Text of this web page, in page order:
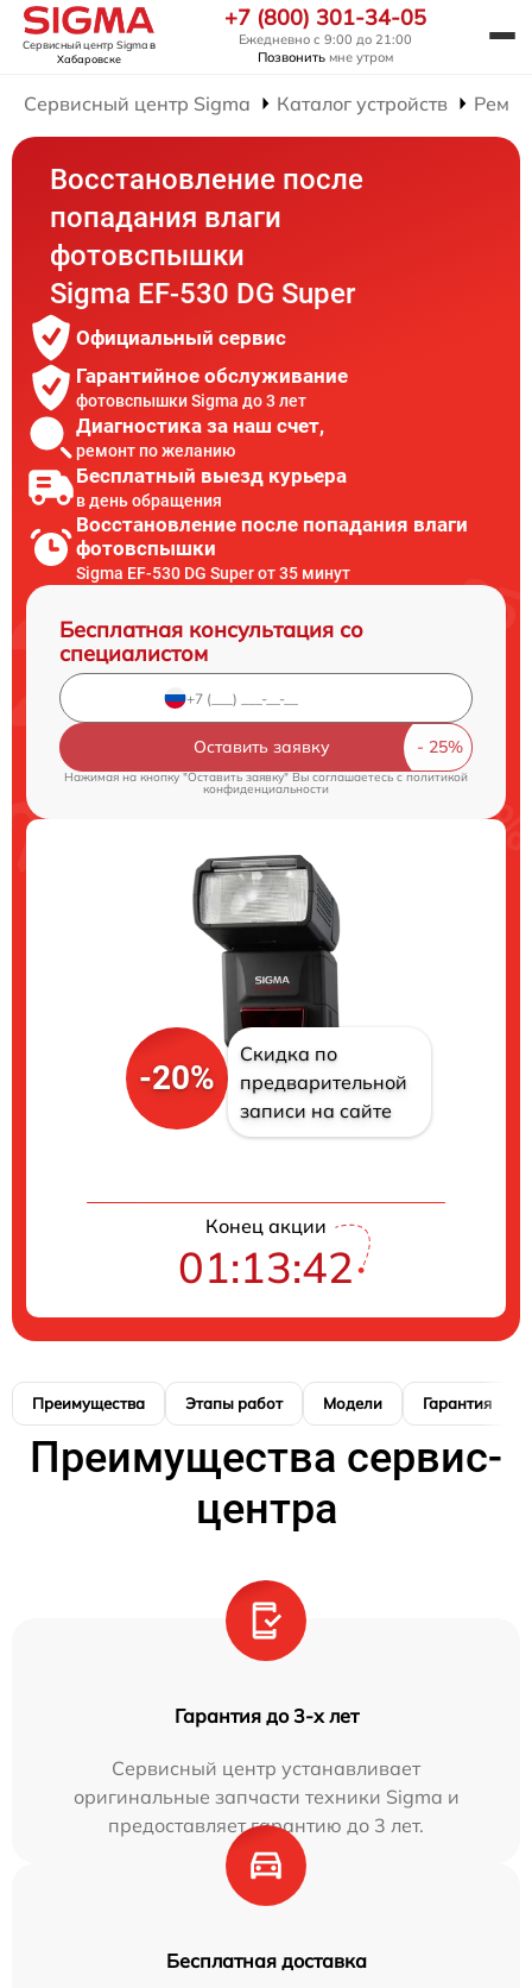
Сервисный центр Sigmaв
Хабаровске
+7 (800) 301-34-05
Ежедневно с 9:00 до 21:00
Позвонить мне утром
Сервисный центр Sigma Каталог устройств
Восстановление после
попадания влаги
фотовспышки
Sigma EF-530 DG Super
Официальный сервис
Гарантийное обслуживание
фотовспышки Sigma до 3 лет
Диагностика за наш счет,
ремонт по желанию
Бесплатный выезд курьера
в день обращения
Восстановление после попадания влаги
фотовспышки
Sigma EF-530 DG Super от 35 минут
Бесплатная консультация со
специалистом
Оставить заявку
Нажимая на кнопку "Оставить заявку" Вы соглашаетесь c политикой
конфиденциальности
-20%
Скидка по
предварительной
записи на сайте
Конец акции
01:13:41
Преимущества Этапы работ Модели Гарантия
Преимущества сервис-
центра
Гарантия до 3-х лет
Сервисный центр устанавливает
оригинальные запчасти техники Sigma и
предоставляет гарантию до 3 лет.
Бесплатная доставка